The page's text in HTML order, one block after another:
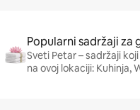
Popularni sadržaji za
Sveti Petar – sadržaji
na ovoj lokaciji: Kuhinja,